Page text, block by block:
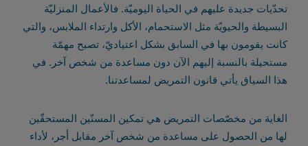
تحدّيات جديدة عليهم في الحياة اليوميّة. فالأعمال المنزليّة
البسيطة والحيويّة مثل الاستحمام، الأكل وارتداء الملابس، والتي
كانت يقومون بها في السابق بشكل اعتياديّ، تصبح مهمّة
مستحيلة بالنسبة إليهم الآن دون مساعدة من شخص آخر. في
هذا السياق يأتي قانون التمريض لمساعدتنا.
الغاية من مخصّصات التمريض هي تمكين المسنّين المستحقّين
لها من الحصول على مساعدة من شخص آخر مقابل أجر، لأداء